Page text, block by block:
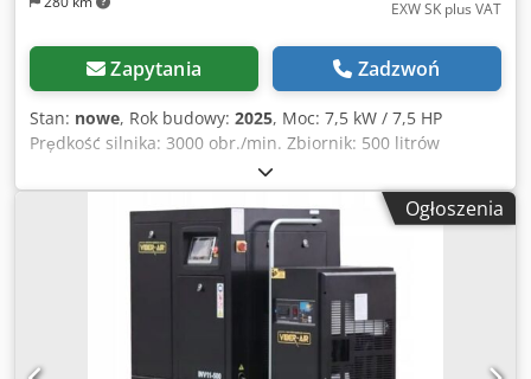
EXW SK plus VAT
Zapytania Zadzwoń
Stan: nowe, Rok budowy: 2025, Moc: 7,5 kW / 7,5 HP
Prędkość silnika: 3000 obr./min. Zbiornik: 500 litrów
Napięcie i częstotliwość: 400V / 50Hz Wodoszczelność: IP23
Poziom hałasu: 65 dB Dkjdpfexdbvrex Ag Dsr Ciśnienie
robocze: 10 bar Przepływ powietrza: 800 l/min. Typ
napędu: napęd bezpośredni Średnica wylotu: G 3/4
Osuszacz: TR-10HP Chłodzenie: Powietrzem Producent
śruby: BAOSI Falownik: Posiada Wyświetlacz: HTK070
Wymiary (długość/szerokość/wysokość): 1900 / 800 / 1660
mm Waga: 390kg Wydajność na ssaniu: 950 l/min
Wydajność na tłoczeniu: 800 l/min
Ogłoszenia